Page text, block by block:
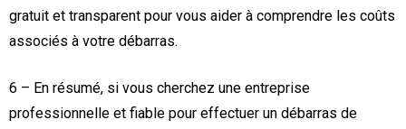
gratuit et transparent pour vous aider à comprendre les coûts
associés à votre débarras.
6 – En résumé, si vous cherchez une entreprise
professionnelle et fiable pour effectuer un débarras de